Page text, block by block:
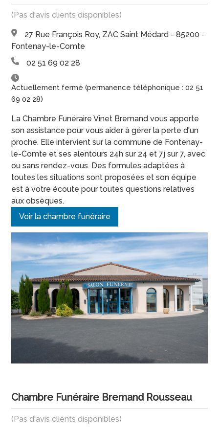
(Pas d'avis clients disponibles)
27 Rue François Roy, ZAC Saint Médard - 85200 -
Fontenay-le-Comte
02 51 69 02 28
Actuellement fermé (permanence téléphonique : 02 51
69 02 28)
La Chambre Funéraire Vinet Bremand vous apporte
son assistance pour vous aider à gérer la perte d'un
proche. Elle intervient sur la commune de Fontenay-
le-Comte et ses alentours 24h sur 24 et 7j sur 7, avec
ou sans rendez-vous. Des formules adaptées à
toutes les situations sont proposées et son équipe
est à votre écoute pour toutes questions relatives
aux obsèques.
Voir la chambre funéraire
Chambre Funéraire Bremand Rousseau
(Pas d'avis clients disponibles)